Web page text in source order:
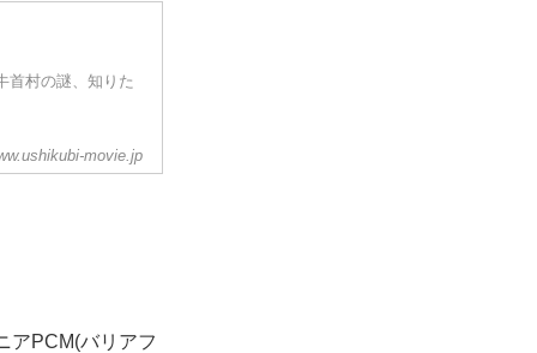
首村の謎、知りた
movie.jp
アPCM(バリアフ